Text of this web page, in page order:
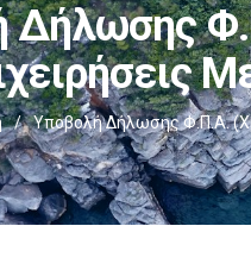
Δήλωσης
/ Υποβολή Δήλωσης Φ.Π.Α.